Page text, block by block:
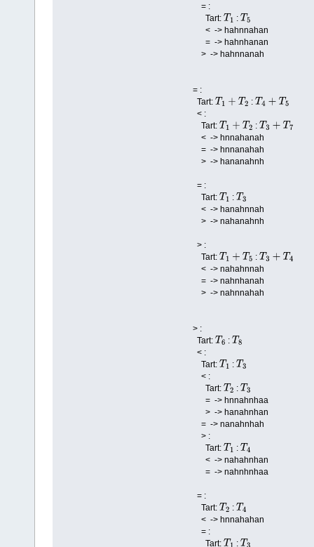
= :
Tart: T1 : T5
< -> hahnnahan
= -> hahnhanan
> -> hahnnanah
= :
Tart: T1 +T2 :T4+T5
< :
Tart: T1 +T2 :T3 +T7
< -> hnnahanah
= -> hnnanahah
> -> hananahnh
= :
Tart: T1 : T3
< -> hanahnnah
> -> nahanahnh
> :
Tart: T1 +T5 :T3 +T4
< -> nahahnnah
= -> nahnhanah
> -> nahnnahah
> :
Tart: T6 : T8
< :
Tart: T1 : T3
< :
Tart: T2 : T3
= -> hnnahnhaa
> -> hanahnhan
= -> nanahnhah
> :
Tart: T1 : T4
< -> nahahnhan
= -> nahnhnhaa
= :
Tart: T2 : T4
< -> hnnahahan
= :
Tart: T1 : T3